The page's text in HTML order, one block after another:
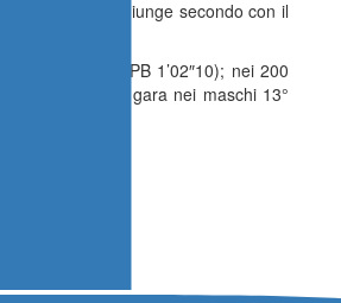
Ferrito, che giunge secondo con il
con 1’02″84 (PB 1’02″10); nei 200
mentre stessa gara nei maschi 13°